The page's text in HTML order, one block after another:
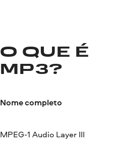
O QUE É
MP3?
Nome completo
MPEG-1 Audio Layer III